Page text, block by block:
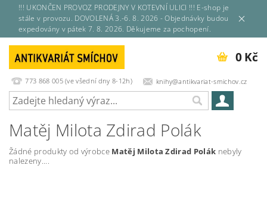
!!! UKONČEN PROVOZ PRODEJNY V KOTEVNÍ ULICI !!! E-shop je
stále v provozu. DOVOLENÁ 3.-6. 8. 2026 - Objednávky budou
expedovány v pátek 7. 8. 2026. Děkujeme za pochopení.
773 868 005 (ve všední dny 8-12h) knihy@antikvariat-smichov.cz
0 Kč
Matěj Milota Zdirad Polák
Žádné produkty od výrobce Matěj Milota Zdirad Polák nebyly
nalezeny....